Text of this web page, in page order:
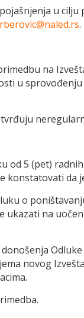
u
.
na
u
5 (pet)
da
o
na
novog